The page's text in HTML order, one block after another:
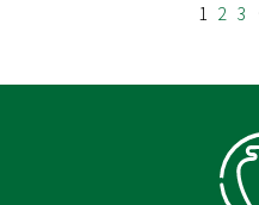
1 2 3